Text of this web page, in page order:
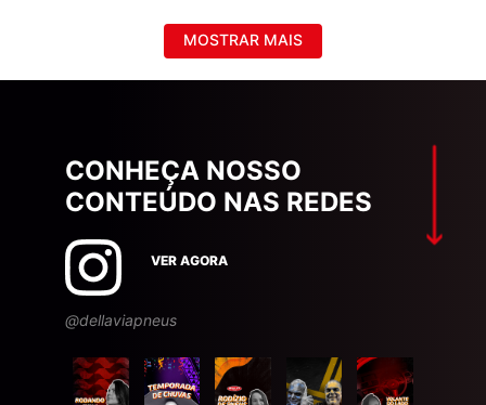
MOSTRAR MAIS
CONHEÇA NOSSO
CONTEÚDO NAS REDES
VER AGORA
@dellaviapneus